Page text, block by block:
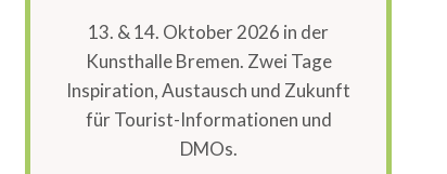
13. & 14. Oktober 2026 in der
Kunsthalle Bremen. Zwei Tage
Inspiration, Austausch und Zukunft
für Tourist-Informationen und
DMOs.